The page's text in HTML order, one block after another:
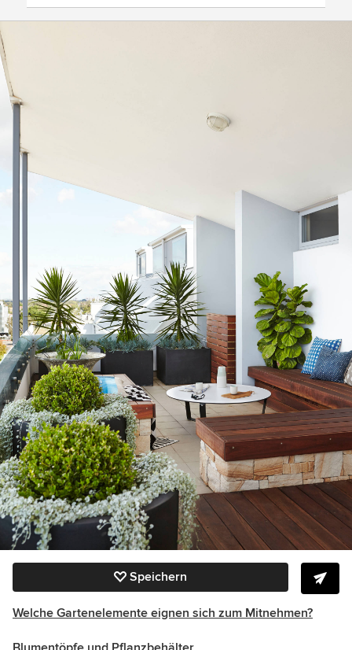
Speichern
Welche Gartenelemente eignen sich zum Mitnehmen?